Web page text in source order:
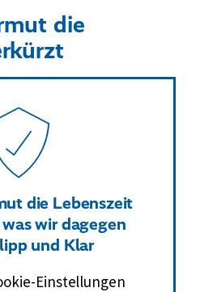
die
die Lebenszeit
wir dagegen
und Klar
Einstellungen